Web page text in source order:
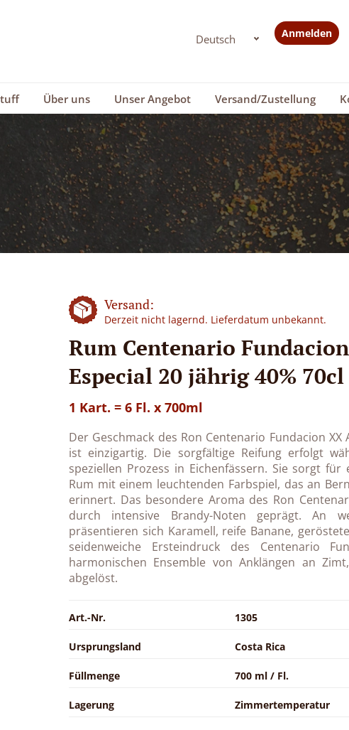
Anmelden
Über uns Unser Angebot Versand/Zustellung
Versand:
Derzeit nicht lagernd. Lieferdatum unbekannt.
Rum Centenario
Especial 20 jährig 40% 70cl
1 Kart. = 6 Fl. x 700ml
Der Geschmack des Ron Centenario Fundacion XX
ist einzigartig. Die sorgfältige Reifung erfolgt
speziellen Prozess in Eichenfässern. Sie sorgt
Rum mit einem leuchtenden Farbspiel, das an
erinnert. Das besondere Aroma des Ron
durch intensive Brandy-Noten geprägt. An
präsentieren sich Karamell, reife Banane,
seidenweiche Ersteindruck des Centenario
harmonischen Ensemble von Anklängen an
abgelöst.
Art.-Nr. 1305
Ursprungsland Costa Rica
Füllmenge 700 ml / Fl.
Lagerung Zimmertemperatur